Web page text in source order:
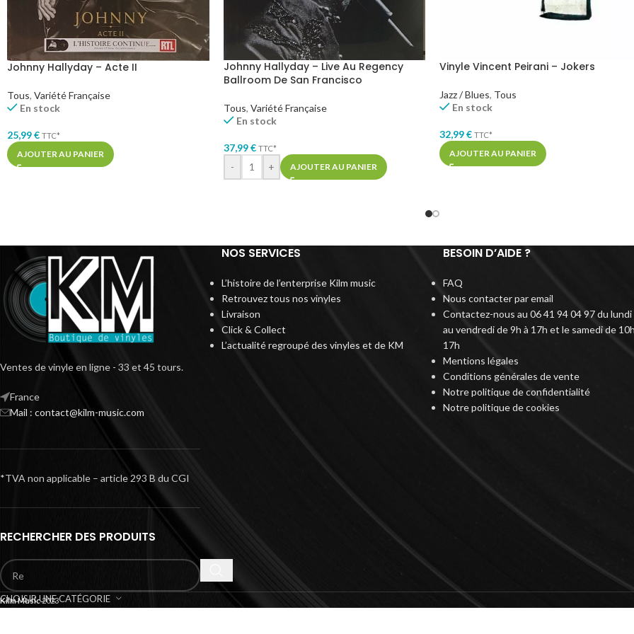
Johnny Hallyday – Acte II
Tous, Variété Française
En stock
25,99€ TTC*
AJOUTER AU PANIER
Johnny Hallyday – Live Au Regency
Ballroom De San Francisco
Tous, Variété Française
En stock
37,99€ TTC*
- + AJOUTER AU PANIER
Vinyle Vincent Peirani – Jokers
Jazz / Blues, Tous
En stock
32,99€ TTC*
AJOUTER AU PANIER
Ventes de vinyle en ligne - 33 et 45 tours.
France
Mail : contact@kilm-music.com
*TVA non applicable – article 293 B du CGI
RECHERCHER DES PRODUITS
CHOISIR UNE CATÉGORIE
NOS SERVICES
L’histoire de l’enterprise Kilm music
Retrouvez tous nos vinyles
Livraison
Click & Collect
L’actualité regroupé des vinyles et de KM
BESOIN D’AIDE ?
FAQ
Nous contacter par email
Contactez-nous au 06 41 94 04 97 du lundi
au vendredi de 9h à 17h et le samedi de
17h
Mentions légales
Conditions générales de vente
Notre politique de confidentialité
Notre politique de cookies
Kilm Music2023